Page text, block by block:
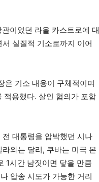
이었던 라울 카스트로에 대
실질적 기소로까지 이어
은 기소 내용이 구체적이며
적용했다. 살인 혐의가 포함
대통령을 압박했던 시나
와는 달리, 쿠바는 미국 본
1시간 남짓이면 닿을 만큼
압송 시도가 가능한 거리